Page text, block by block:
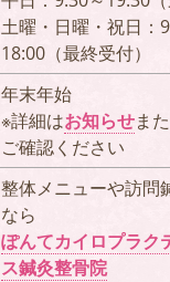
土曜・日曜・祝日：
18:00（最終受付）
年末年始
※詳細はお知らせま
ご確認ください
整体メニューや訪問
なら
ぽんてカイロプラク
ス鍼灸整骨院